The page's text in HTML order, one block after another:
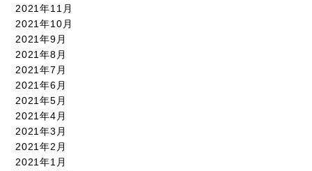
2021年11月
2021年10月
2021年9月
2021年8月
2021年7月
2021年6月
2021年5月
2021年4月
2021年3月
2021年2月
2021年1月